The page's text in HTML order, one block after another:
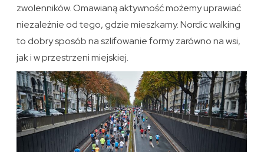
zwolenników. Omawianą aktywność możemy uprawiać
niezależnie od tego, gdzie mieszkamy. Nordic walking
to dobry sposób na szlifowanie formy zarówno na wsi,
jak i w przestrzeni miejskiej.